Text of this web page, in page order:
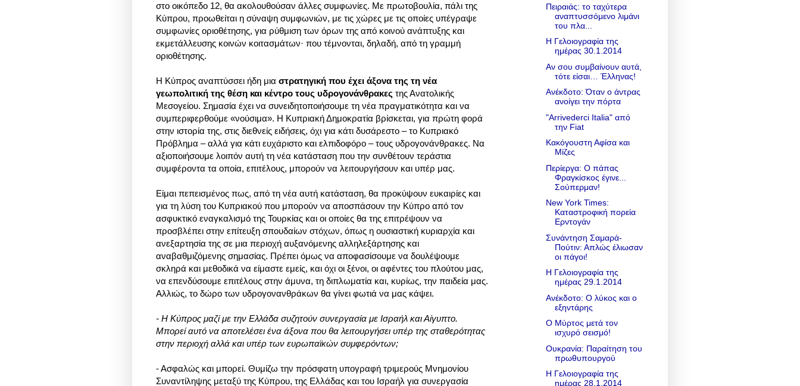
στο οικόπεδο 12, θα ακολουθούσαν άλλες συμφωνίες. Με πρωτοβουλία, πάλι της
Κύπρου, προωθείται η σύναψη συμφωνιών, με τις χώρες με τις οποίες υπέγραψε
συμφωνίες οριοθέτησης, για ρύθμιση των όρων της από κοινού ανάπτυξης και
εκμετάλλευσης κοινών κοιτασμάτων· που τέμνονται, δηλαδή, από τη γραμμή
οριοθέτησης.
Η Κύπρος αναπτύσσει ήδη μια στρατηγική που έχει άξονα της τη νέα
γεωπολιτική της θέση και κέντρο τους υδρογονάνθρακες της Ανατολικής
Μεσογείου. Σημασία έχει να συνειδητοποιήσουμε τη νέα πραγματικότητα και να
συμπεριφερθούμε «νούσιμα». Η Κυπριακή Δημοκρατία βρίσκεται, για πρώτη φορά
στην ιστορία της, στις διεθνείς ειδήσεις, όχι για κάτι δυσάρεστο – το Κυπριακό
Πρόβλημα – αλλά για κάτι ευχάριστο και ελπιδοφόρο – τους υδρογονάνθρακες. Να
αξιοποιήσουμε λοιπόν αυτή τη νέα κατάσταση που την συνθέτουν τεράστια
συμφέροντα τα οποία, επιτέλους, μπορούν να λειτουργήσουν και υπέρ μας.
Είμαι πεπεισμένος πως, από τη νέα αυτή κατάσταση, θα προκύψουν ευκαιρίες και
για τη λύση του Κυπριακού που μπορούν να αποσπάσουν την Κύπρο από τον
ασφυκτικό εναγκαλισμό της Τουρκίας και οι οποίες θα της επιτρέψουν να
προσβλέπει στην επίτευξη σπουδαίων στόχων, όπως η ουσιαστική κυριαρχία και
ανεξαρτησία της σε μια περιοχή αυξανόμενης αλληλεξάρτησης και
αναβαθμιζόμενης σημασίας. Πρέπει όμως να αποφασίσουμε να δουλέψουμε
σκληρά και μεθοδικά να είμαστε εμείς, και όχι οι ξένοι, οι αφέντες του πλούτου μας,
να επενδύσουμε επιτέλους στην άμυνα, τη διπλωματία και, κυρίως, την παιδεία μας.
Αλλιώς, το δώρο των υδρογονανθράκων θα γίνει φωτιά να μας κάψει.
- Η Κύπρος μαζί με την Ελλάδα συζητούν συνεργασία με Ισραήλ και Αίγυπτο.
Μπορεί αυτό να αποτελέσει ένα άξονα που θα λειτουργήσει υπέρ της σταθερότητας
στην περιοχή αλλά και υπέρ των ευρωπαϊκών συμφερόντων;
- Ασφαλώς και μπορεί. Θυμίζω την πρόσφατη υπογραφή τριμερούς Μνημονίου
Συναντίληψης μεταξύ της Κύπρου, της Ελλάδας και του Ισραήλ για συνεργασία
Πειραιάς: το ταχύτερα
αναπτυσσόμενο λιμάνι
του πλα...
Η Γελοιογραφία της
ημέρας 30.1.2014
Αν σου συμβαίνουν αυτά,
τότε είσαι… Έλληνας!
Ανέκδοτο: Όταν ο άντρας
ανοίγει την πόρτα
"Arrivederci Italia" από
την Fiat
Κακόγουστη Αφίσα και
Μίζες
Περίεργα: Ο πάπας
Φραγκίσκος έγινε...
Σούπερμαν!
New York Times:
Καταστροφική πορεία
Ερντογάν
Συνάντηση Σαμαρά-
Πούτιν: Απλώς έλιωσαν
οι πάγοι!
Η Γελοιογραφία της
ημέρας 29.1.2014
Ανέκδοτο: Ο λύκος και ο
εξηντάρης
Ο Μύρτος μετά τον
ισχυρό σεισμό!
Ουκρανία: Παραίτηση του
πρωθυπουργού
Η Γελοιογραφία της
ημέρας 28.1.2014